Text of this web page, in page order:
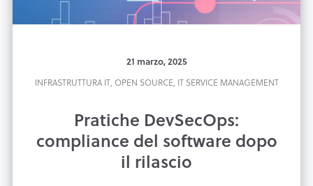
21 marzo, 2025
INFRASTRUTTURA IT, OPEN SOURCE, IT SERVICE MANAGEMENT
Pratiche DevSecOps:
compliance del software dopo
il rilascio